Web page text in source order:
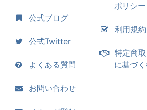
公式ブログ
公式Twitter
よくある質問
お問い合わせ
ポリシー
利用規約
特定商
に基づ